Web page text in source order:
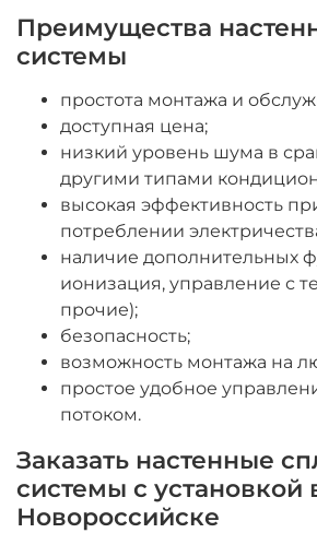
Преимущества
системы
простота монтажа и
доступная цена;
низкий уровень шума в
другими типами
высокая эффективность
потреблении
наличие дополнительных
ионизация, управление с
прочие);
безопасность;
возможность монтажа на
простое удобное
потоком.
Заказать настенные
системы с установкой
Новороссийске